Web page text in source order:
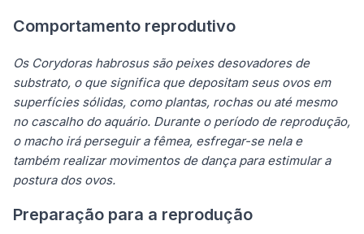
Comportamento reprodutivo
Os Corydoras habrosus são peixes desovadores de
substrato, o que significa que depositam seus ovos em
superfícies sólidas, como plantas, rochas ou até mesmo
no cascalho do aquário. Durante o período de reprodução,
o macho irá perseguir a fêmea, esfregar-se nela e
também realizar movimentos de dança para estimular a
postura dos ovos.
Preparação para a reprodução